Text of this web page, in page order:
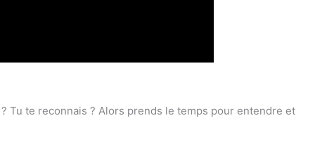
Tu te reconnais ? Alors prends le temps pour entendre et